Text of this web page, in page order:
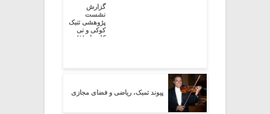
گزارش
نشست
پژوهشی تنبک
کوکی و نی
کلیددار (۱)
پیوند تمبک، ریاضی و فضای مجازی